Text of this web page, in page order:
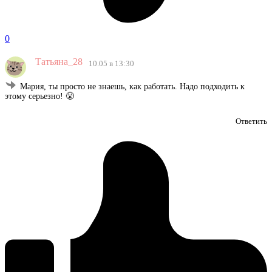
0
Татьяна_28 10.05 в 13:30
Мария, ты просто не знаешь, как работать. Надо подходить к
этому серьезно! 😤
Ответить